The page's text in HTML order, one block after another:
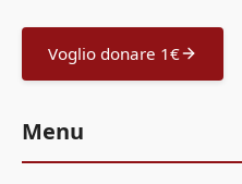
Voglio donare 1€
Menu